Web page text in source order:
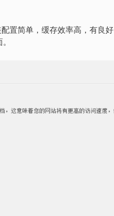
配置简单，缓存效率高，有良好